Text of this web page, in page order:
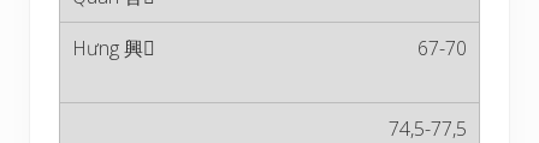
67-70
74,5-77,5